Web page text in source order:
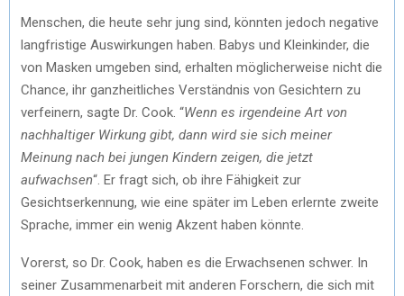
Menschen, die heute sehr jung sind, könnten jedoch negative
langfristige Auswirkungen haben. Babys und Kleinkinder, die
von Masken umgeben sind, erhalten möglicherweise nicht die
Chance, ihr ganzheitliches Verständnis von Gesichtern zu
verfeinern, sagte Dr. Cook. “Wenn es irgendeine Art von
nachhaltiger Wirkung gibt, dann wird sie sich meiner
Meinung nach bei jungen Kindern zeigen, die jetzt
aufwachsen“. Er fragt sich, ob ihre Fähigkeit zur
Gesichtserkennung, wie eine später im Leben erlernte zweite
Sprache, immer ein wenig Akzent haben könnte.
Vorerst, so Dr. Cook, haben es die Erwachsenen schwer. In
seiner Zusammenarbeit mit anderen Forschern, die sich mit